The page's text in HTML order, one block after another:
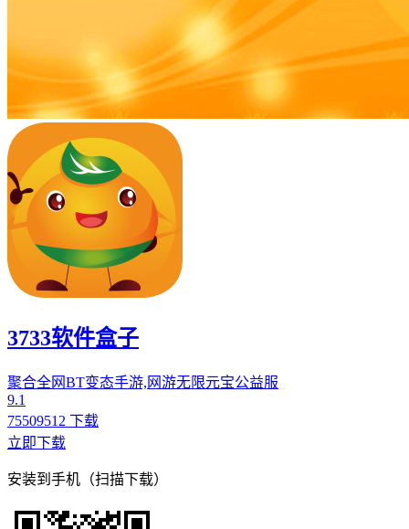
3733软件盒子
聚合全网BT变态手游,网游无限元宝公益服
9.1
75509512 下载
立即下载
安装到手机（扫描下载）